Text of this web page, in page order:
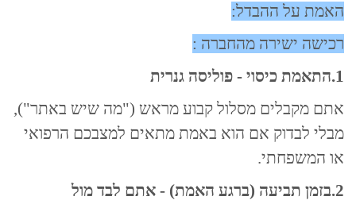
האמת על ההבדל:
רכישה ישירה מהחברה :
1.התאמת כיסוי - פוליסה גנרית
אתם מקבלים מסלול קבוע מראש ("מה שיש באתר"),
מבלי לבדוק אם הוא באמת מתאים למצבכם הרפואי
או המשפחתי.
2.בזמן תביעה (ברגע האמת) - אתם לבד מול